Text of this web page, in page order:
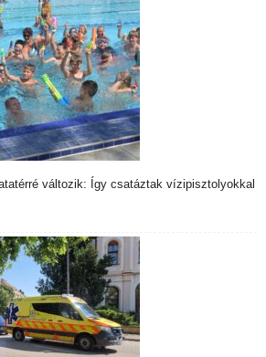
változik: Így csatáztak vízipisztolyokkal